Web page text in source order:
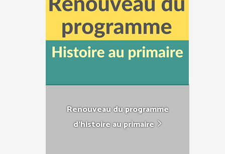
Renouveau du programme
d'histoire au primaire